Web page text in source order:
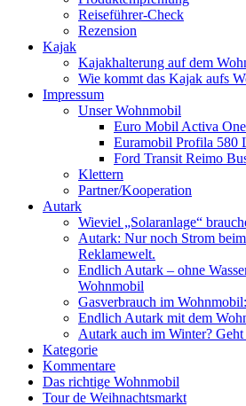
Reiseführer-Check
Rezension
Kajak
Kajakhalterung auf dem
Wie kommt das Kajak aufs
Impressum
Unser Wohnmobil
Euro Mobil Activa
Euramobil Profila 580
Ford Transit Reimo
Klettern
Partner/Kooperation
Autark
Wieviel „Solaranlage“
Autark: Nur noch Strom
Reklamewelt.
Endlich Autark – ohne
Wohnmobil
Gasverbrauch im
Endlich Autark mit dem
Autark auch im Winter? Geht
Kategorie
Kommentare
Das richtige Wohnmobil
Tour de Weihnachtsmarkt